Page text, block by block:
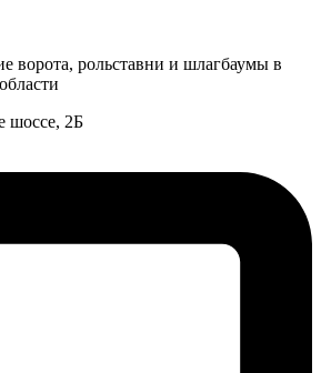
ворота, рольставни и шлагбаумы в
шоссе, 2Б